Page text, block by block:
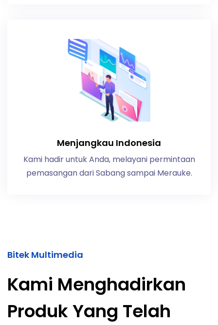
Menjangkau Indonesia
Kami hadir untuk Anda, melayani permintaan
pemasangan dari Sabang sampai Merauke.
Bitek Multimedia
Kami Menghadirkan
Produk Yang Telah